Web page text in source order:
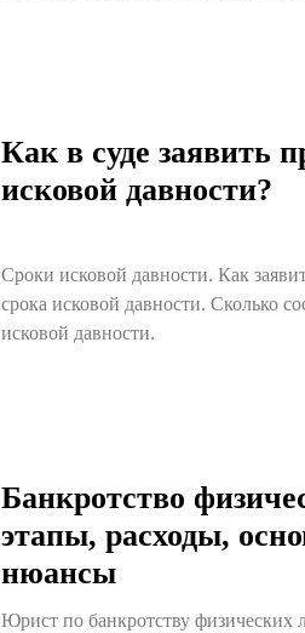
Как в суде заявить
исковой давности?
Сроки исковой давности. Как
срока исковой давности. Сколько
исковой давности.
Банкротство
этапы, расходы,
нюансы
Юрист по банкротству физических